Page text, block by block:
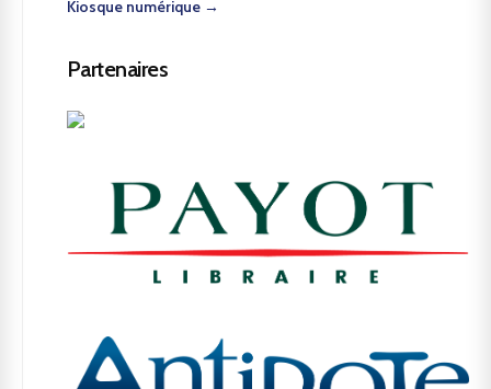
Kiosque numérique →
Partenaires